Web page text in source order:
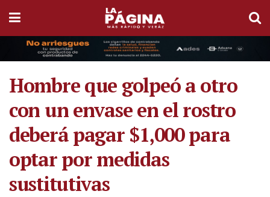
Hombre que golpeó a otro
con un envase en el rostro
deberá pagar $1,000 para
optar por medidas
sustitutivas